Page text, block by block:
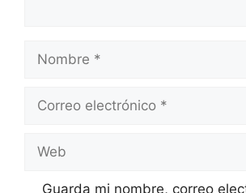
Nombre
Correo
Web
Guarda mi nombre, correo